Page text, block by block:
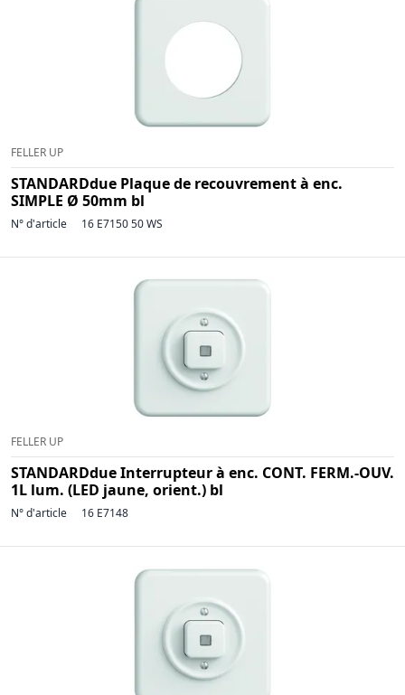
FELLER UP
STANDARDdue Plaque de recouvrement à enc.
SIMPLE Ø 50mm bl
N° d'article 16 E7150 50 WS
FELLER UP
STANDARDdue Interrupteur à enc. CONT. FERM.-OUV.
1L lum. (LED jaune, orient.) bl
N° d'article 16 E7148